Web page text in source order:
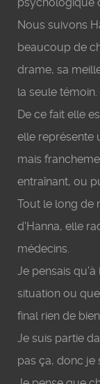
Nous suivons
beaucoup de
drame, sa
la seule témoin.
De ce fait elle
elle représente
mais
entraînant, ou
Tout le long de
d'Hanna, elle
médecins.
Je pensais
situation ou
final rien de
Je suis partie
pas ça, donc je